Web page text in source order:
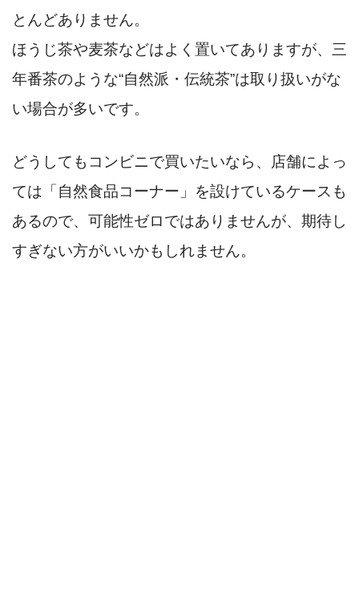
とんどありません。
ほうじ茶や麦茶などはよく置いてありますが、三
年番茶のような“自然派・伝統茶”は取り扱いがな
い場合が多いです。
どうしてもコンビニで買いたいなら、店舗によっ
ては「自然食品コーナー」を設けているケースも
あるので、可能性ゼロではありませんが、期待し
すぎない方がいいかもしれません。